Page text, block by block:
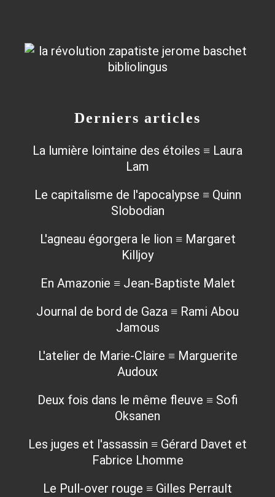
Derniers articles
La lumière lointaine des étoiles ≡ Laura
Lam
Le capitalisme de l'apocalypse ≡ Quinn
Slobodian
L'agneau égorgera le lion ≡ Margaret
Killjoy
En Amazonie ≡ Jean-Baptiste Malet
Journal de bord de Gaza ≡ Rami Abou
Jamous
L'atelier de Marie-Claire ≡ Marguerite
Audoux
Deux fois dans le même fleuve ≡ Sofi
Oksanen
Les juges et l'assassin ≡ Gérard Davet et
Fabrice Lhomme
Le Pull-over rouge ≡ Gilles Perrault